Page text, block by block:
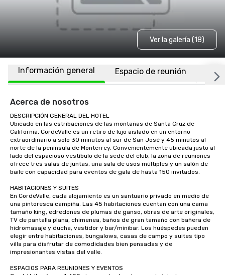
Ver la galería (18)
Información general Espacio de reunión
Acerca de nosotros
DESCRIPCIÓN GENERAL DEL HOTEL
Ubicado en las estribaciones de las montañas de Santa Cruz de
California, CordeValle es un retiro de lujo aislado en un entorno
extraordinario a solo 30 minutos al sur de San José y 45 minutos al
norte de la península de Monterrey. Convenientemente ubicada justo al
lado del espacioso vestíbulo de la sede del club, la zona de reuniones
ofrece tres salas de juntas, una sala de usos múltiples y un salón de
baile con capacidad para eventos de gala de hasta 150 invitados.
HABITACIONES Y SUITES
En CordeValle, cada alojamiento es un santuario privado en medio de
una pintoresca campiña. Las 45 habitaciones cuentan con una cama
tamaño king, edredones de plumas de ganso, obras de arte originales,
TV de pantalla plana, chimenea, baños de gran tamaño con bañera de
hidromasaje y ducha, vestidor y bar/minibar. Los huéspedes pueden
elegir entre habitaciones, bungalows, casas de campo y suites tipo
villa para disfrutar de comodidades bien pensadas y de
impresionantes vistas del valle.
ESPACIOS PARA REUNIONES Y EVENTOS